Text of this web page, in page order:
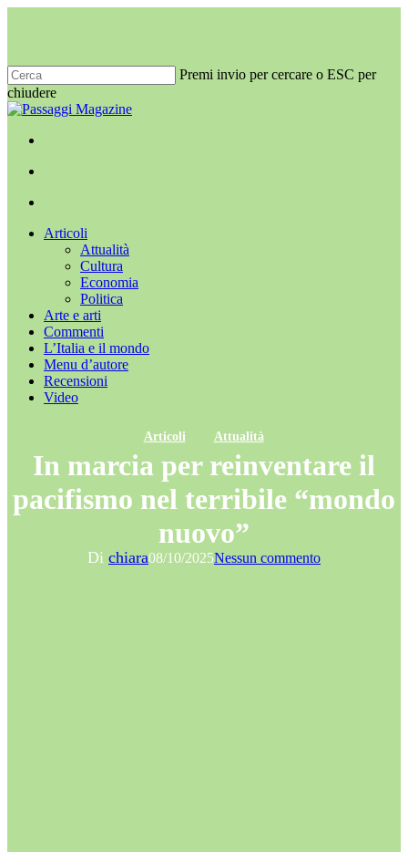
principale
Premi invio per cercare o ESC per
chiudere
Chiudi
Menu
cerca
Menu
Articoli
Attualità
Cultura
Economia
Politica
Arte e arti
Commenti
L’Italia e il mondo
Menu d’autore
Recensioni
Video
Articoli Attualità
In marcia per reinventare il
pacifismo nel terribile “mondo
nuovo”
Di chiara08/10/2025Nessun commento